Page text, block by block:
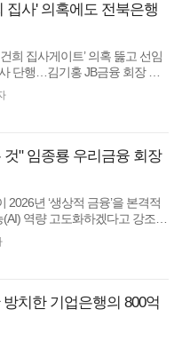
집사' 의혹에도 전북은행
희 집사게이트’ 의혹 뚫고 선임
단행…김기홍 JB금융 회장 영
, 포트폴리오 확대 과제…..
" 임종룡 우리금융 회장
2026년 ‘생상적 금융’을 본격적
역량 고도화하겠다고 강조했
회장은 2일 신년사를 통해..
치한 기업은행의 800억